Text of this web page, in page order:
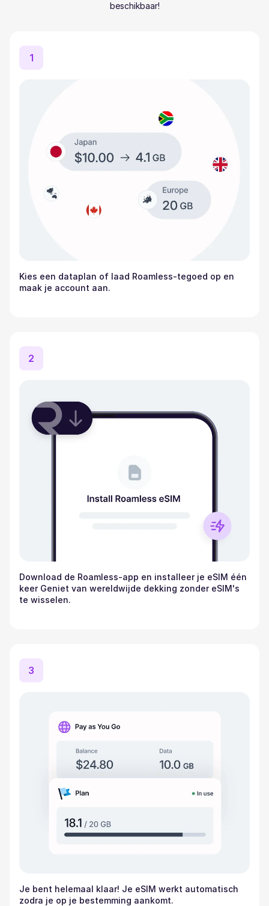
beschikbaar!
1
Kies een dataplan of laad Roamless-tegoed op en
maak je account aan.
2
Download de Roamless-app en installeer je eSIM één
keer Geniet van wereldwijde dekking zonder eSIM's
te wisselen.
3
Je bent helemaal klaar! Je eSIM werkt automatisch
zodra je op je bestemming aankomt.